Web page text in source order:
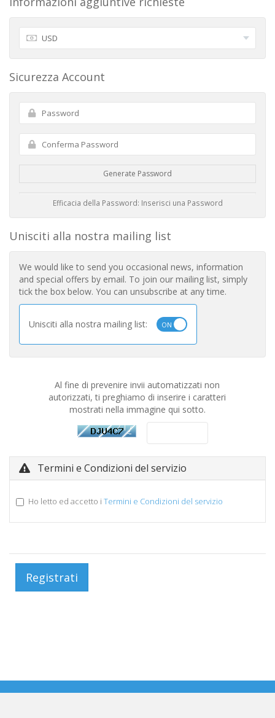
Sicurezza Account
Generate Password
Efficacia della Password: Inserisci una Password
Unisciti alla nostra mailing list
We would like to send you occasional news, information
and special offers by email. To join our mailing list, simply
tick the box below. You can unsubscribe at any time.
Unisciti alla nostra mailing list:
Al fine di prevenire invii automatizzati non
autorizzati, ti preghiamo di inserire i caratteri
mostrati nella immagine qui sotto.
Termini e Condizioni del servizio
Ho letto ed accetto i Termini e Condizioni del servizio